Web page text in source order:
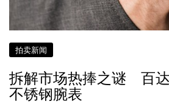
拍卖新闻
拆解市场热捧之谜 百
不锈钢腕表